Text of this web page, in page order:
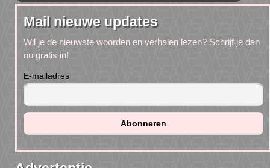
Mail nieuwe updates
Wil je de nieuwste woorden en verhalen lezen? Schrijf je dan
nu gratis in!
E-mailadres